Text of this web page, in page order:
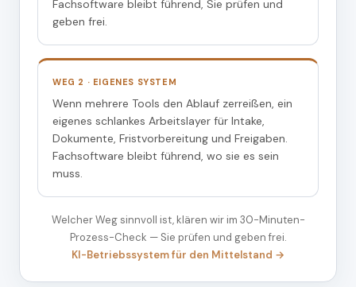
Fachsoftware bleibt führend, Sie prüfen und
geben frei.
WEG 2 · EIGENES SYSTEM
Wenn mehrere Tools den Ablauf zerreißen, ein
eigenes schlankes Arbeitslayer für Intake,
Dokumente, Fristvorbereitung und Freigaben.
Fachsoftware bleibt führend, wo sie es sein
muss.
Welcher Weg sinnvoll ist, klären wir im 30-Minuten-
Prozess-Check — Sie prüfen und geben frei.
KI-Betriebssystem für den Mittelstand →